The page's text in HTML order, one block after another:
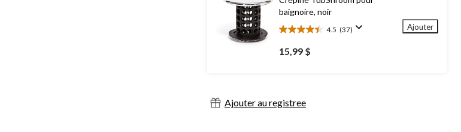
baignoire, noir
4.5 (37)
4.5
étoile(s)
sur
15,99 $
Ajouter
Ajouter au registree